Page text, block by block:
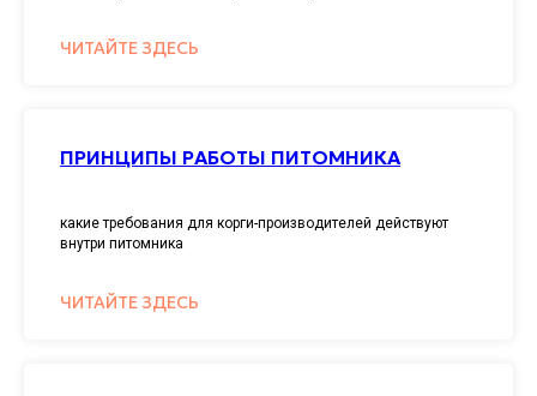
ЧИТАЙТЕ ЗДЕСЬ
ПРИНЦИПЫ РАБОТЫ ПИТОМНИКА
какие требования для корги-производителей действуют
внутри питомника
ЧИТАЙТЕ ЗДЕСЬ